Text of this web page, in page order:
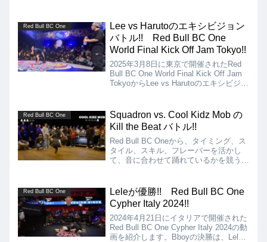
りましたが、結果はCielo、Holy Mollyの
優勝となりました!!
Red Bull BC One
Lee vs Harutoのエキシビジョン
バトル!! Red Bull BC One
World Final Kick Off Jam Tokyo!!
2025年3月8日に東京で開催されたRed
Bull BC One World Final Kick Off Jam
TokyoからLee vs Harutoのエキシビジョ
世界屈指の新世代BboyであるRurggeds
のLeeによる対決!!
Red Bull BC One
Squadron vs. Cool Kidz Mob の
Kill the Beat バトル!!
Red Bull BC Oneから、タイミング、ス
タイル、スキル、フレーバーを活かし
て、音に合わせて踊れているかを競う
れたハイレベルな争いを制したのは、最
終的に3人が残ったSquadronに軍配が上
がりました!!
Red Bull BC One
Leleが優勝!! Red Bull BC One
Cypher Italy 2024!!
2024年4月21日にイタリアで開催された
Red Bull BC One Cypher Italy 2024の動
画を紹介します。Bboyの決勝は、Lele